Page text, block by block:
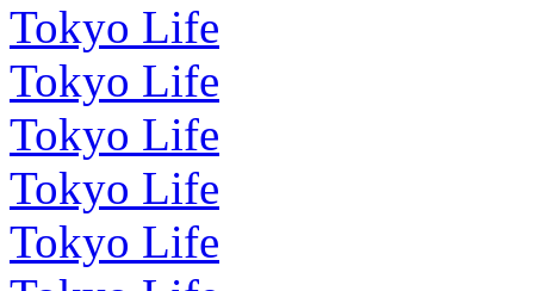
Tokyo Life
Tokyo Life
Tokyo Life
Tokyo Life
Tokyo Life